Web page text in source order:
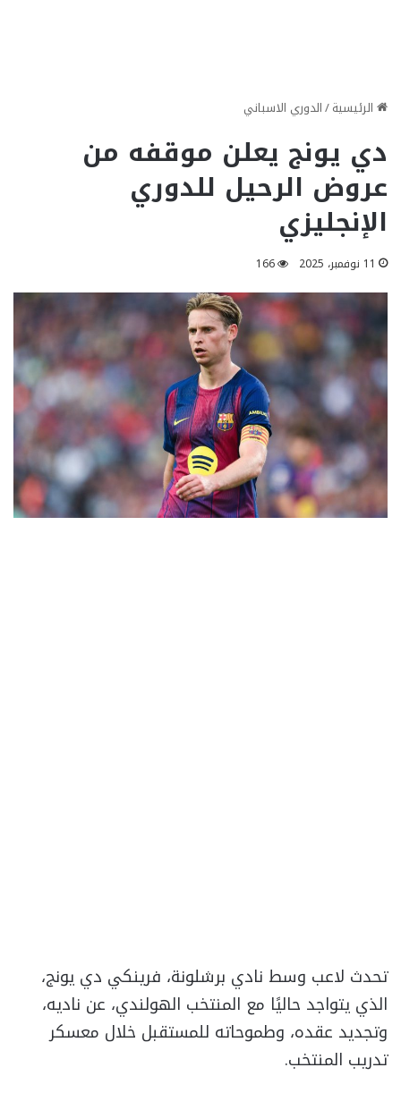
الرئيسية/الدوري الاسباني
دي يونج يعلن موقفه من
عروض الرحيل للدوري
الإنجليزي
11 نوفمبر، 2025 166
تحدث لاعب وسط نادي برشلونة، فرينكي دي يونج،
الذي يتواجد حاليًا مع المنتخب الهولندي، عن ناديه،
وتجديد عقده، وطموحاته للمستقبل خلال معسكر
تدريب المنتخب.